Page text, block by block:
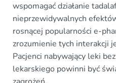
wspomagać działanie
nieprzewidywalnych
rosnącej popularności e-
zrozumienie tych interakcji
Pacjenci nabywający leki
lekarskiego powinni być